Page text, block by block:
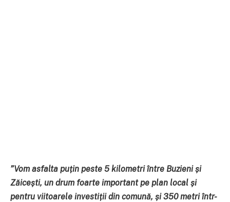
”Vom asfalta puțin peste 5 kilometri între Buzieni și
Zăicești, un drum foarte important pe plan local și
pentru viitoarele investiții din comună, și 350 metri într-